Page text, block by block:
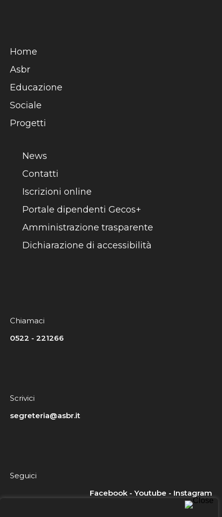
Home
Asbr
Educazione
Sociale
Progetti
News
Contatti
Iscrizioni online
Portale dipendenti Gecos+
Amministrazione trasparente
Dichiarazione di accessibilità
Chiamaci
0522 - 221266
Scrivici
segreteria@asbr.it
Seguici
Facebook - Youtube - Instagram